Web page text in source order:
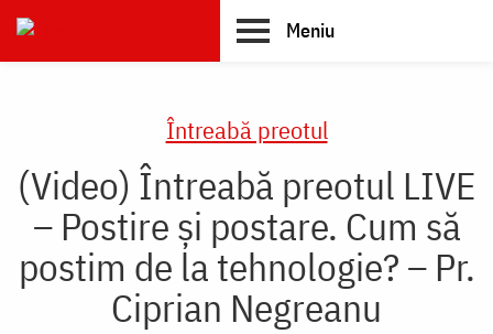
Skip
to
main
Meniu
Întreabă preotul
(Video) Întreabă preotul LIVE
– Postire și postare. Cum să
postim de la tehnologie? – Pr.
Ciprian Negreanu